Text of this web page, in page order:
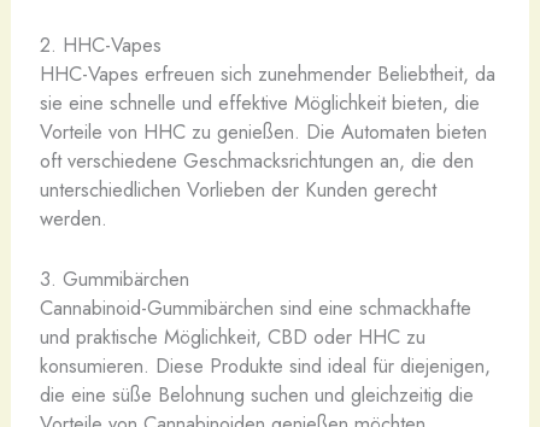
2. HHC-Vapes
HHC-Vapes erfreuen sich zunehmender Beliebtheit, da
sie eine schnelle und effektive Möglichkeit bieten, die
Vorteile von HHC zu genießen. Die Automaten bieten
oft verschiedene Geschmacksrichtungen an, die den
unterschiedlichen Vorlieben der Kunden gerecht
werden.
3. Gummibärchen
Cannabinoid-Gummibärchen sind eine schmackhafte
und praktische Möglichkeit, CBD oder HHC zu
konsumieren. Diese Produkte sind ideal für diejenigen,
die eine süße Belohnung suchen und gleichzeitig die